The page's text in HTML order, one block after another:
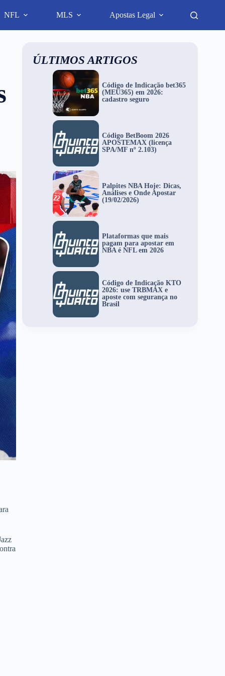
NFL MLS Apostas Legal
ÚLTIMOS ARTIGOS
Código de Indicação bet365
(MEU365) em 2026:
cadastro seguro
Código BetBoom 2026
APOSTEMAX (licença
SPA/MF nº 2.103)
Palpites NBA Hoje: Dicas,
Análises e Onde Apostar
(19/02/2026)
Plataformas que mais
pagam para apostar em
NBA é NFL em 2026
Código de Indicação KTO
2026: use TRBMAX e
aposte com segurança no
Brasil